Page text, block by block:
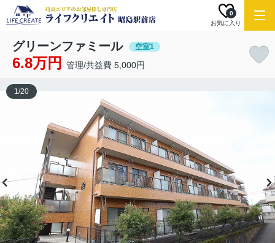
お気に入り
0
グリーンファミール 空室1
6.8万円 管理/共益費 5,000円
1/20